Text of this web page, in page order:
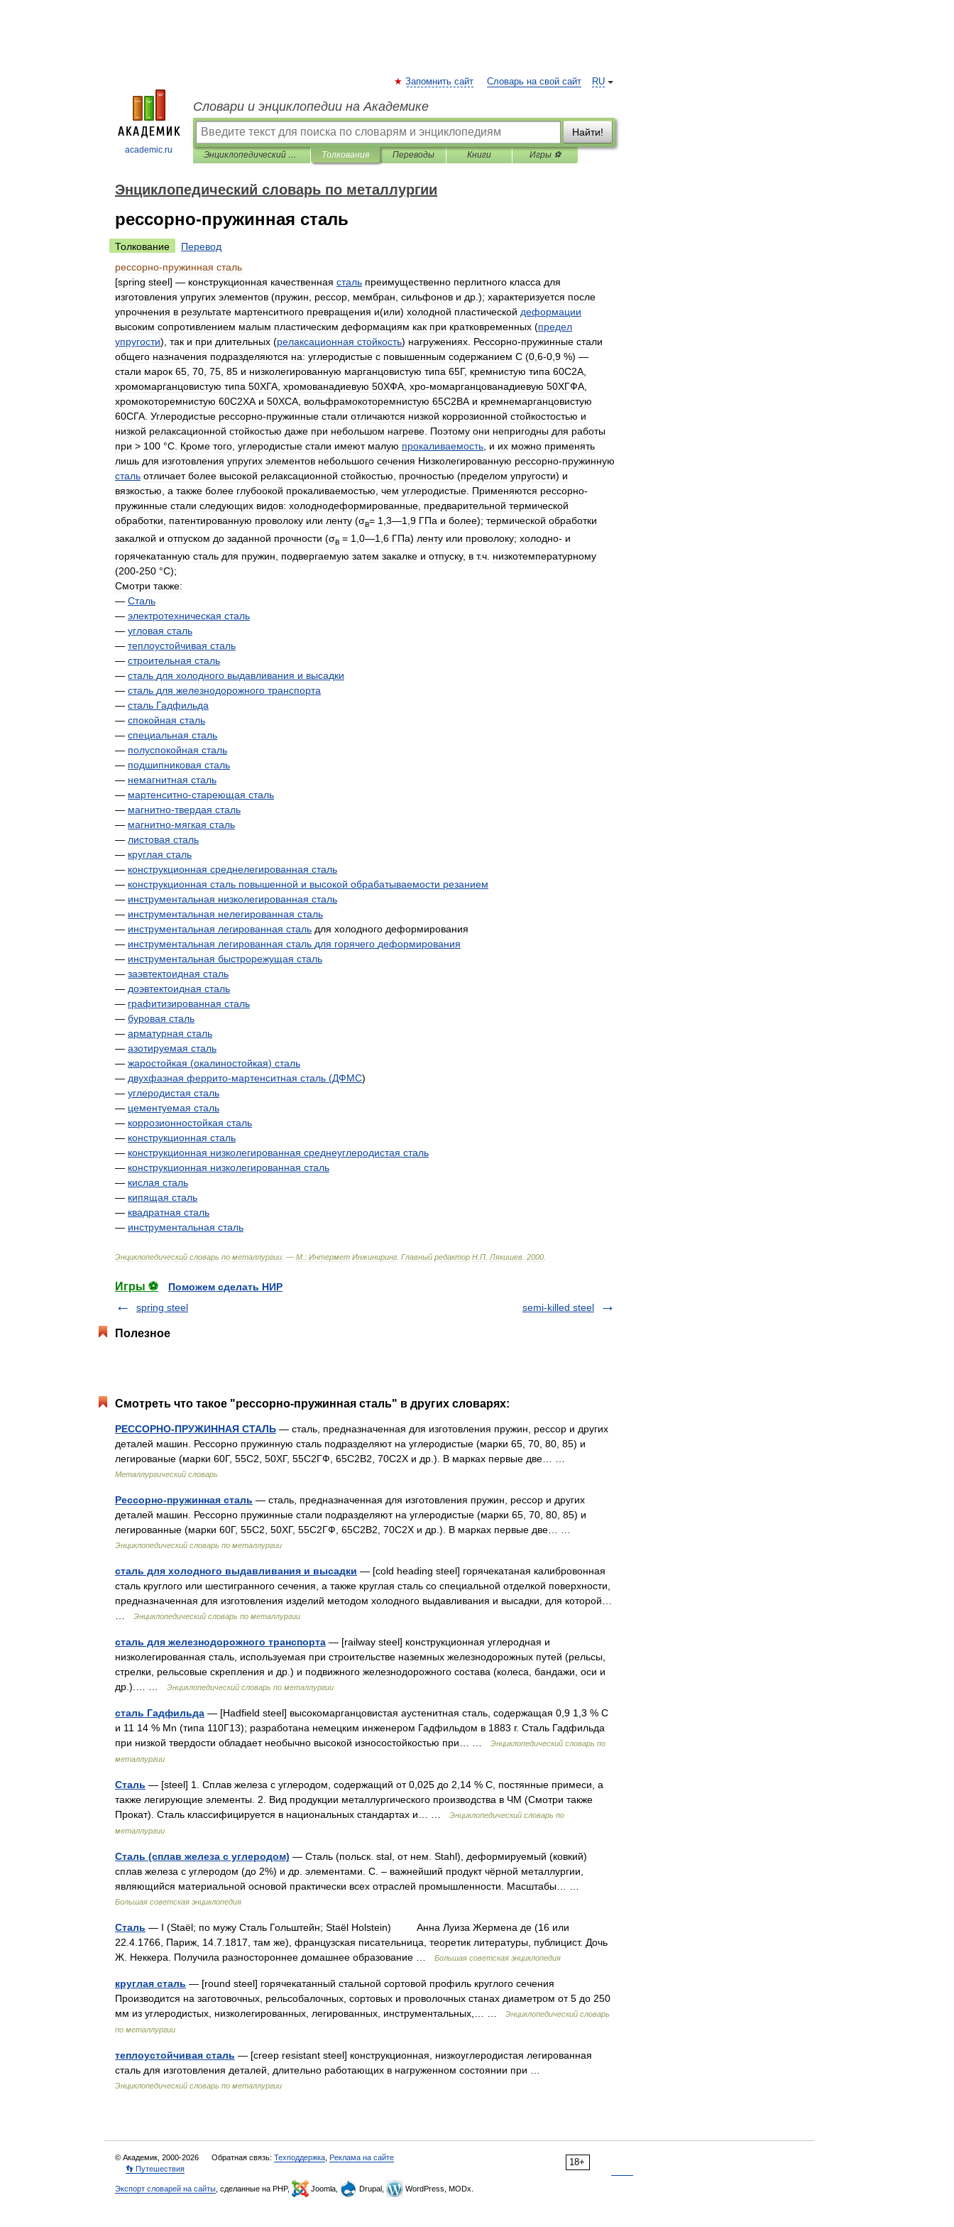
academic.ru
RU
Запомнить сайт Словарь на свой сайт
Словари и энциклопедии на Академике
Найти!
Энциклопедический словарь по металлургии Толкования Переводы Книги Игры ⚽
Энциклопедический словарь по металлургии
рессорно-пружинная сталь
Толкование
Перевод
рессорно-пружинная сталь
[spring steel] — конструкционная качественная сталь преимущественно перлитного класса для
изготовления упругих элементов (пружин рессор мембран сильфонов и др .); характеризуется после
упрочнения в результате мартенситного превращения и(или) холодной пластической деформации
высоким сопротивлением малым пластическим деформациям как при кратковременных (предел
упругости), так и при длительных (релаксационная стойкость) нагружениях Рессорно-пружинные стали
общего назначения подразделяются на: углеродистые с повышенным содержанием С (0 6-0 9 %) —
стали марок 65 70 75 85 и низколегированную марганцовистую типа 65Г, кремнистую типа 60С2А
хромомарганцовистую типа 50ХГА хромованадиевую 50ХФА хро-момарганцованадиевую 50ХГФА
хромокоторемнистую 60С2ХА и 50ХСА вольфрамокоторемнистую 65С2ВА и кремнемарганцовистую
60СГА Углеродистые рессорно-пружинные стали отличаются низкой коррозионной стойкостостью и
низкой релаксационной стойкостью даже при небольшом нагреве Поэтому они непригодны для работы
при > 100 °С Кроме того углеродистые стали имеют малую прокаливаемость и их можно применять
лишь для изготовления упругих элементов небольшого сечения Низколегированную рессорно-пружинную
сталь отличает более высокой релаксационной стойкостью прочностью (пределом упругости) и
вязкостью а также более глубоокой прокаливаемостью чем углеродистые Применяются рессорно-
пружинные стали следующих видов: холоднодеформированные предварительной термической
обработки
патентированную проволоку или ленту (σв= 1 3—1 9 ГПа и более); термической обработки
закалкой и отпуском до заданной прочности (σв = 1 0—1 6 ГПа) ленту или проволоку; холодно- и
горячекатанную сталь для пружин подвергаемую затем закалке и отпуску, в т.ч низкотемпературному
(200-250 °С);
Смотри также:
— Сталь
— электротехническая сталь
— угловая сталь
— теплоустойчивая сталь
— строительная сталь
— сталь для холодного выдавливания и высадки
— сталь для железнодорожного транспорта
— сталь Гадфильда
— спокойная сталь
— специальная сталь
— полуспокойная сталь
— подшипниковая сталь
— немагнитная сталь
— мартенситно-стареющая сталь
— магнитно-твердая сталь
— магнитно-мягкая сталь
— листовая сталь
— круглая сталь
— конструкционная среднелегированная сталь
— конструкционная сталь повышенной и высокой обрабатываемости резанием
— инструментальная низколегированная сталь
— инструментальная нелегированная сталь
— инструментальная легированная сталь для холодного деформирования
— инструментальная легированная сталь для горячего деформирования
— инструментальная быстрорежущая сталь
— заэвтектоидная сталь
— доэвтектоидная сталь
— графитизированная сталь
— буровая сталь
— арматурная сталь
— азотируемая сталь
— жаростойкая (окалиностойкая) сталь
— двухфазная феррито-мартенситная сталь (ДФМС)
— углеродистая сталь
— цементуемая сталь
— коррозионностойкая сталь
— конструкционная сталь
— конструкционная низколегированная среднеуглеродистая сталь
— конструкционная низколегированная сталь
— кислая сталь
— кипящая сталь
— квадратная сталь
— инструментальная сталь
Энциклопедический словарь по металлургии . — М : Интермет Инжиниринг Главный редактор Н П Лякишев 2000
Игры ⚽
Поможем сделать НИР
spring steel
semi-killed steel
Полезное
Смотреть что такое "рессорно-пружинная сталь" в других словарях:
РЕССОРНО-ПРУЖИННАЯ СТАЛЬ — сталь, предназначенная для изготовления пружин, рессор и других
деталей машин. Рессорно пружинную сталь подразделяют на углеродистые (марки 65, 70, 80, 85) и
легированые (марки 60Г, 55С2, 50ХГ, 55С2ГФ, 65С2В2, 70С2Х и др.). В марках первые две… …
Металлургический словарь
Рессорно-пружинная сталь — сталь, предназначенная для изготовления пружин, рессор и других
деталей машин. Рессорно пружинные стали подразделяют на углеродистые (марки 65, 70, 80, 85) и
легированные (марки 60Г, 55С2, 50ХГ, 55С2ГФ, 65С2В2, 70С2Х и др.). В марках первые две… …
Энциклопедический словарь по металлургии
сталь для холодного выдавливания и высадки — [cold heading steel] горячекатаная калибровонная
сталь круглого или шестигранного сечения, а также круглая сталь со специальной отделкой поверхности,
предназначенная для изготовления изделий методом холодного выдавливания и высадки, для которой…
Энциклопедический словарь по металлургии
сталь для железнодорожного транспорта — [railway steel] конструкционная углеродная и
низколегированная сталь, используемая при строительстве наземных железнодорожных путей (рельсы,
стрелки, рельсовые скрепления и др.) и подвижного железнодорожного состава (колеса, бандажи, оси и
др.).… …
Энциклопедический словарь по металлургии
сталь Гадфильда — [Hadfield steel] высокомарганцовистая аустенитная сталь, содержащая 0,9 1,3 % С
и 11 14 % Mn (типа 110Г13); разработана немецким инженером Гадфильдом в 1883 г. Сталь Гадфильда
при низкой твердости обладает необычно высокой износостойкостью при… …
Энциклопедический словарь по
металлургии
Сталь — [steel] 1. Сплав железа с углеродом, содержащий от 0,025 до 2,14 % С, постянные примеси, а
также легирующие элементы. 2. Вид продукции металлургического производства в ЧМ (Смотри также
Прокат). Сталь классифицируется в национальных стандартах и… …
Энциклопедический словарь по
металлургии
Сталь (сплав железа с углеродом) — Сталь (польск. stal, от нем. Stahl), деформируемый (ковкий)
сплав железа с углеродом (до 2%) и др. элементами. С. ‒ важнейший продукт чёрной металлургии,
являющийся материальной основой практически всех отраслей промышленности. Масштабы… …
Большая советская энциклопедия
Сталь — I (Staël; по мужу Сталь Гольштейн; Staël Holstein) Анна Луиза Жермена де (16 или
22.4.1766, Париж, 14.7.1817, там же), французская писательница, теоретик литературы, публицист. Дочь
Ж. Неккера. Получила разностороннее домашнее образование …
Большая советская энциклопедия
круглая сталь — [round steel] горячекатанный стальной сортовой профиль круглого сечения
Производится на заготовочных, рельсобалочных, сортовых и проволочных станах диаметром от 5 до 250
мм из углеродистых, низколегированных, легированных, инструментальных,… …
Энциклопедический словарь
по металлургии
теплоустойчивая сталь — [creep resistant steel] конструкционная, низкоуглеродистая легированная
сталь для изготовления деталей, длительно работающих в нагруженном состоянии при …
Энциклопедический словарь по металлургии
18+
© Академик, 2000-2026 Обратная связь: Техподдержка Реклама на сайте
👣 Путешествия
Экспорт словарей на сайты , сделанные на PHP, Joomla, Drupal, WordPress, MODx.